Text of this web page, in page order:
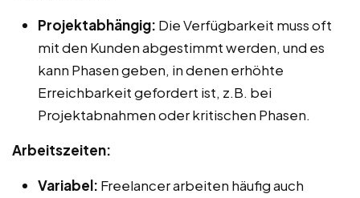
Projektabhängig: Die Verfügbarkeit muss oft
mit den Kunden abgestimmt werden, und es
kann Phasen geben, in denen erhöhte
Erreichbarkeit gefordert ist, z.B. bei
Projektabnahmen oder kritischen Phasen.
Arbeitszeiten:
Variabel: Freelancer arbeiten häufig auch